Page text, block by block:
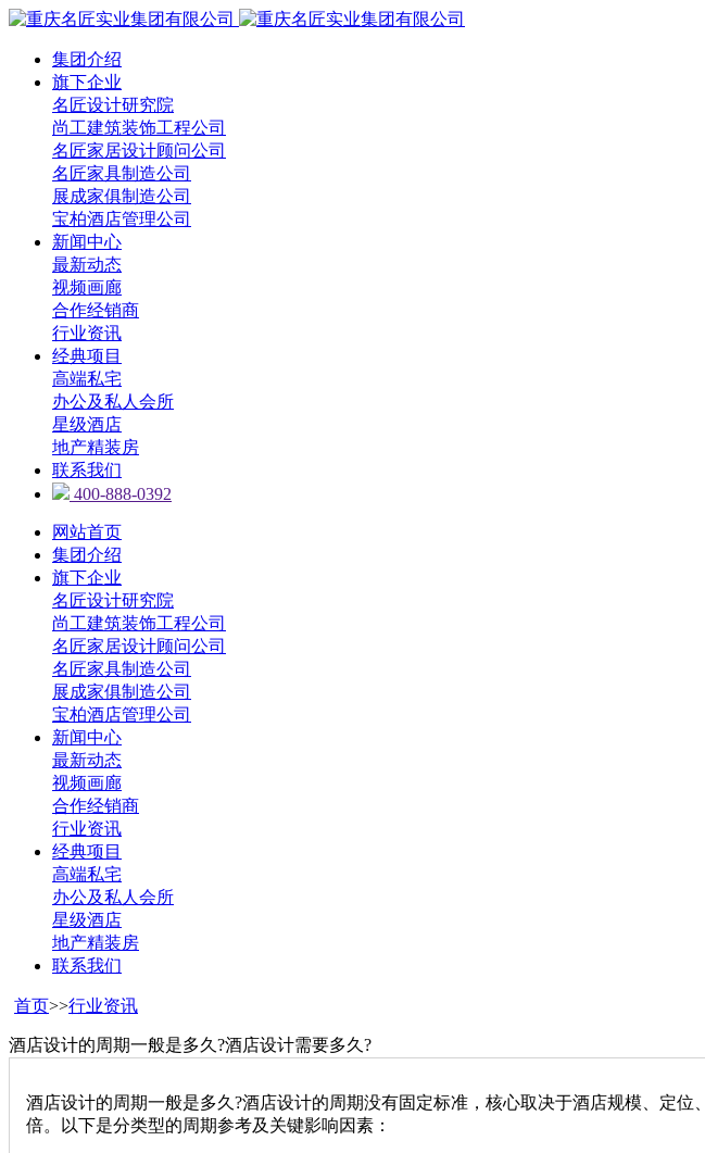
集团介绍
旗下企业
名匠设计研究院
尚工建筑装饰工程公司
名匠家居设计顾问公司
名匠家具制造公司
展成家俱制造公司
宝柏酒店管理公司
新闻中心
最新动态
视频画廊
合作经销商
行业资讯
经典项目
高端私宅
办公及私人会所
星级酒店
地产精装房
联系我们
400-888-0392
网站首页
集团介绍
旗下企业
名匠设计研究院
尚工建筑装饰工程公司
名匠家居设计顾问公司
名匠家具制造公司
展成家俱制造公司
宝柏酒店管理公司
新闻中心
最新动态
视频画廊
合作经销商
行业资讯
经典项目
高端私宅
办公及私人会所
星级酒店
地产精装房
联系我们
首页>>行业资讯
酒店设计的周期一般是多久?酒店设计需要多久?
酒店设计的周期一般是多久?酒店设计的周期没有固定标准，核心取决于酒店规模、定
倍。以下是分类型的周期参考及关键影响因素：